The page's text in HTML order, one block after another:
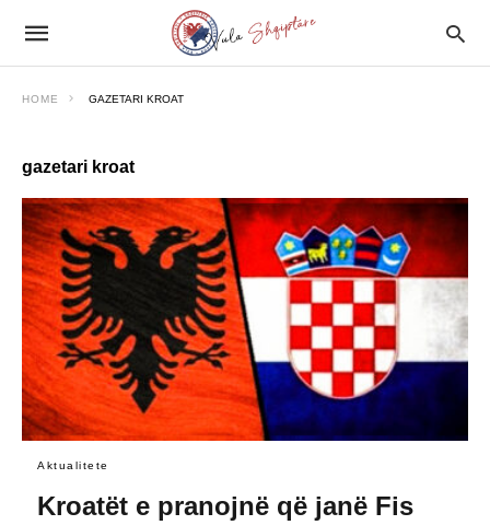
HOME GAZETARI KROAT
gazetari kroat
Aktualitete
Kroatët e pranojnë që janë Fis